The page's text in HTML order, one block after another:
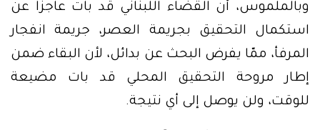
وبالملموس، أن القضاء اللبناني قد بات عاجزاً عن
استكمال التحقيق بجريمة العصر، جريمة انفجار
المرفأ، ممّا يفرض البحث عن بدائل، لأن البقاء ضمن
إطار مروحة التحقيق المحلي قد بات مضيعة
للوقت، ولن يوصل إلى أي نتيجة.